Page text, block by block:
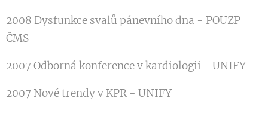
2008 Dysfunkce svalů pánevního dna - POUZP
ČMS
2007 Odborná konference v kardiologii - UNIFY
2007 Nové trendy v KPR - UNIFY